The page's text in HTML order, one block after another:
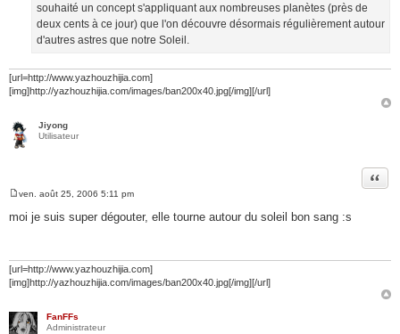
souhaité un concept s'appliquant aux nombreuses planètes (près de
deux cents à ce jour) que l'on découvre désormais régulièrement autour
d'autres astres que notre Soleil.
[url=http://www.yazhouzhijia.com]
[img]http://yazhouzhijia.com/images/ban200x40.jpg[/img][/url]
Jiyong
Utilisateur
Citer
e
s
e
ven. août 25, 2006 5:11 pm
moi je suis super dégouter, elle tourne autour du soleil bon sang :s
[url=http://www.yazhouzhijia.com]
[img]http://yazhouzhijia.com/images/ban200x40.jpg[/img][/url]
FanFFs
Administrateur